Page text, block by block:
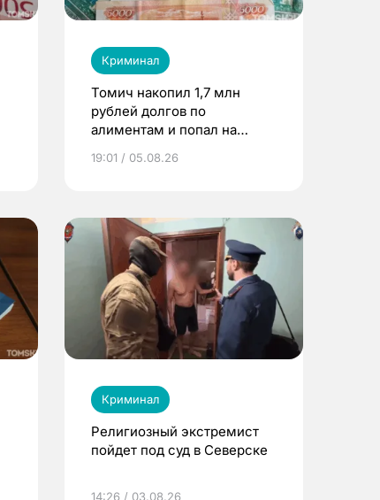
Криминал
Томич накопил 1,7 млн
рублей долгов по
алиментам и попал на
19:01 / 05.08.26
Криминал
Религиозный экстремист
пойдет под суд в Северске
14:26 / 03.08.26